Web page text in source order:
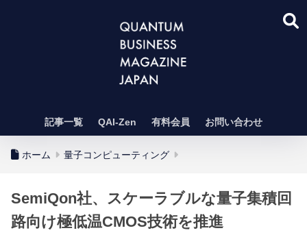
記事一覧 QAI-Zen 有料会員 お問い合わせ
ホーム 量子コンピューティング
SemiQon社、スケーラブルな量子集積回
路向け極低温CMOS技術を推進